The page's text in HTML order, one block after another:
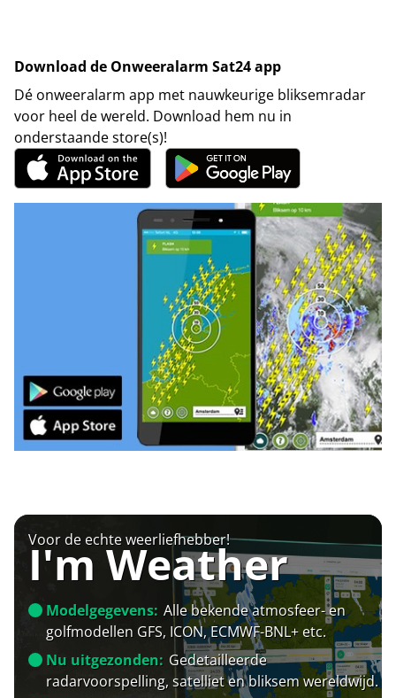
Download de Onweeralarm Sat24 app
Dé onweeralarm app met nauwkeurige bliksemradar
voor heel de wereld. Download hem nu in
onderstaande store(s)!
Voor de echte weerliefhebber!
I'm Weather
Modelgegevens: Alle bekende atmosfeer- en
golfmodellen GFS, ICON, ECMWF-BNL+ etc.
Nu uitgezonden: Gedetailleerde
radarvoorspelling, satelliet en bliksem wereldwijd.